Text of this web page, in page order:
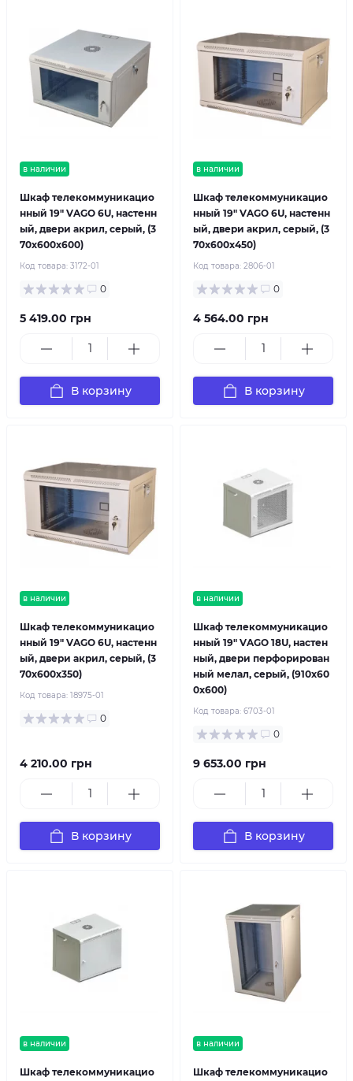
в наличии
Шкаф телекоммуникацио
нный 19" VAGO 6U, настенн
ый, двери акрил, серый, (3
70х600х600)
Код товара: 3172-01
0
5 419.00 грн
В корзину
в наличии
Шкаф телекоммуникацио
нный 19" VAGO 6U, настенн
ый, двери акрил, серый, (3
70х600х450)
Код товара: 2806-01
0
4 564.00 грн
В корзину
в наличии
Шкаф телекоммуникацио
нный 19" VAGO 6U, настенн
ый, двери акрил, серый, (3
70х600х350)
Код товара: 18975-01
0
4 210.00 грн
В корзину
в наличии
Шкаф телекоммуникацио
нный 19" VAGO 18U, настен
ный, двери перфорирован
ный мелал, серый, (910х60
0х600)
Код товара: 6703-01
0
9 653.00 грн
В корзину
в наличии
Шкаф телекоммуникацио
в наличии
Шкаф телекоммуникацио